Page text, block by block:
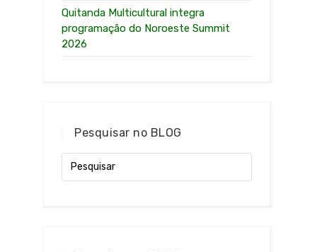
Quitanda Multicultural integra
programação do Noroeste Summit
2026
Pesquisar no BLOG